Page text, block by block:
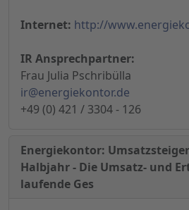
Internet: http://
IR Ansprechpartner:
Frau Julia Pschribülla
ir@energiekontor.de
+49 (0) 421 / 3304 - 126
Energiekontor:
Halbjahr - Die Umsatz- und
laufende Ges